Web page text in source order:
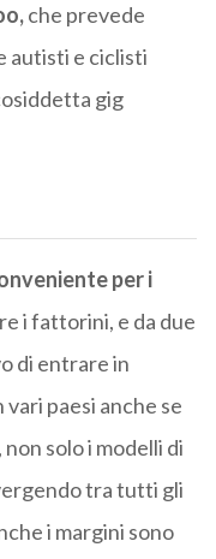
che prevede
autisti e ciclisti
gig
per i
i fattorini, e da due
di entrare in
paesi anche se
solo i modelli di
tra tutti gli
i margini sono